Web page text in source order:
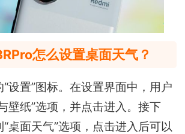
怎么设置桌面天气？
设置”图标。在设置界面中，用户
壁纸”选项，并点击进入。接下
桌面天气”选项，点击进入后可以